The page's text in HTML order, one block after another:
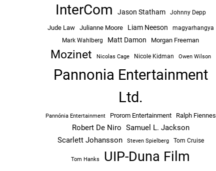
InterCom Jason Statham Johnny Depp
Jude Law Julianne Moore Liam Neeson
magyarhangya
Mark Wahlberg
Matt Damon Morgan Freeman
Mozinet Nicolas Cage Nicole Kidman Owen Wilson
Pannonia Entertainment
Ltd.
Pannónia Entertainment Prorom Entertainment Ralph Fiennes
Robert De Niro Samuel L. Jackson
Scarlett Johansson
Steven Spielberg Tom Cruise
Tom Hanks UIP-Duna Film